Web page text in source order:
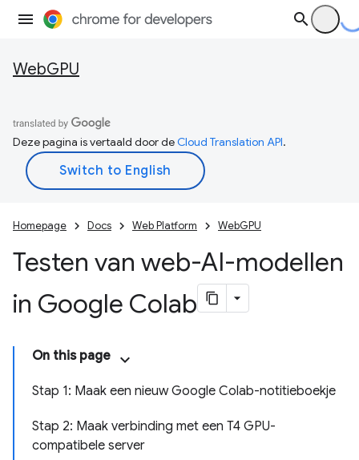
WebGPU
Deze pagina is vertaald door deCloud Translation API.
Homepage Docs Web Platform WebGPU
Testen van web-AI-modellen
in Google Colab
On this page
Stap 1: Maak een nieuw Google Colab-notitieboekje
Stap 2: Maak verbinding met een T4 GPU-
compatibele server